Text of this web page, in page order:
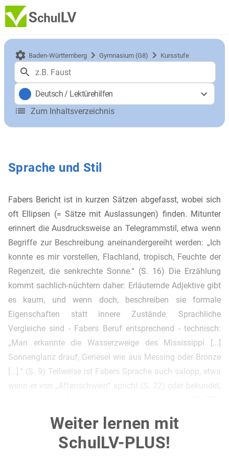
Baden-Württemberg Gymnasium (G8) Kursstufe
Deutsch/ Lektürehilfen
Zum Inhaltsverzeichnis
Sprache und Stil
Fabers Bericht ist in kurzen Sätzen abgefasst, wobei sich
oft Ellipsen (= Sätze mit Auslassungen) finden. Mitunter
erinnert die Ausdrucksweise an Telegrammstil, etwa wenn
Begriffe zur Beschreibung aneinandergereiht werden: „Ich
konnte es mir vorstellen, Flachland, tropisch, Feuchte der
Regenzeit, die senkrechte Sonne.“ (S. 16) Die Erzählung
kommt sachlich-nüchtern daher: Erläuternde Adjektive gibt
es kaum, und wenn doch, beschreiben sie formale
Eigenschaften statt innere Zustände. Sprachliche
Vergleiche sind - Fabers Beruf entsprechend - technisch:
„Man erkannte die Wasserzweige des Mississippi [...]
Sonnenglanz drauf, Geriesel wie aus Messing oder Bronze
[...].“ (S. 9) Teilweise ist Fabers Sprache auch salopp, etwa
wenn er von „Affenschwein“ spricht (S. 22) oder bekundet,
Auffällig sind außerdem wiederkehrende Formulierungen
wie z. B. „üblich“ / das „Übliche“ (S. 7 Z. 4, S. 9 Z. 9, S. 11
Z. 14, S. 16 Z. 11, S. 20 Z. 16, Z. 23 u. Z. 28 etc.), das vom
Weiter lernen mit
SchulLV-PLUS!